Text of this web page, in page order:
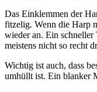
Das Einklemmen der
fitzelig. Wenn die Harp
wieder an. Ein schneller
meistens nicht so recht
Wichtig ist auch, dass
umhüllt ist. Ein blanker